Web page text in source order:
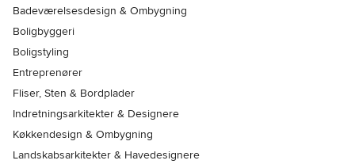
Badeværelsesdesign & Ombygning
Boligbyggeri
Boligstyling
Entreprenører
Fliser, Sten & Bordplader
Indretningsarkitekter & Designere
Køkkendesign & Ombygning
Landskabsarkitekter & Havedesignere